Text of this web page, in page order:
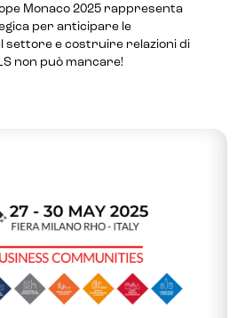
Monaco 2025 rappresenta
per anticipare le
settore e costruire relazioni di
non può mancare!